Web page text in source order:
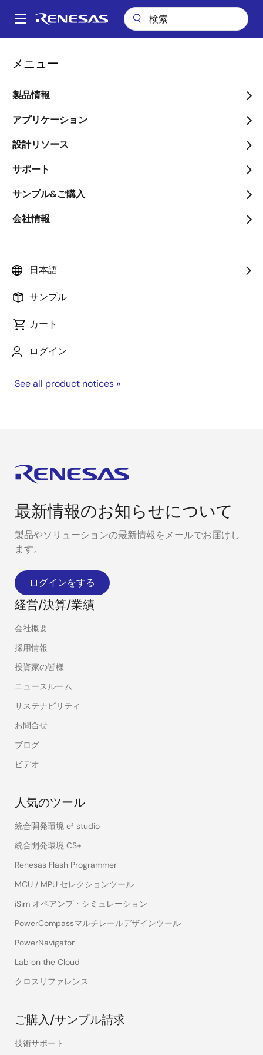
ン
Main
メニュー
製品情報
アプリケーション
設計リソース
サポート
サンプル&ご購入
会社情報
日本語
サンプル
カート
ログイン
パ
ン
く
ず
Product Change Notifications (PCN) Search
PCN/PDN Search Tool
Search for product notices relating to Renesas Power
By Part Number
By Keyword
See all product notices »
最新情報のお知らせについて
製品やソリューションの最新情報をメールでお届けし
ます。
ログインをする
経営/決算/業績
会社概要
採用情報
投資家の皆様
ニュースルーム
サステナビリティ
お問合せ
ブログ
ビデオ
人気のツール
統合開発環境 e² studio
統合開発環境 CS+
Renesas Flash Programmer
MCU / MPU セレクションツール
iSim オペアンプ・シミュレーション
PowerCompassマルチレールデザインツール
PowerNavigator
Lab on the Cloud
クロスリファレンス
ご購入/サンプル請求
技術サポート